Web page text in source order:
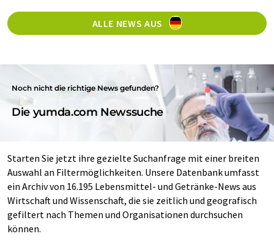
ALLE NEWS AUS
Noch nicht die richtige News gefunden?
Die yumda.com Newssuche
Starten Sie jetzt ihre gezielte Suchanfrage mit einer breiten
Auswahl an Filtermöglichkeiten. Unsere Datenbank umfasst
ein Archiv von 16.195 Lebensmittel- und Getränke-News aus
Wirtschaft und Wissenschaft, die sie zeitlich und geografisch
gefiltert nach Themen und Organisationen durchsuchen
können.